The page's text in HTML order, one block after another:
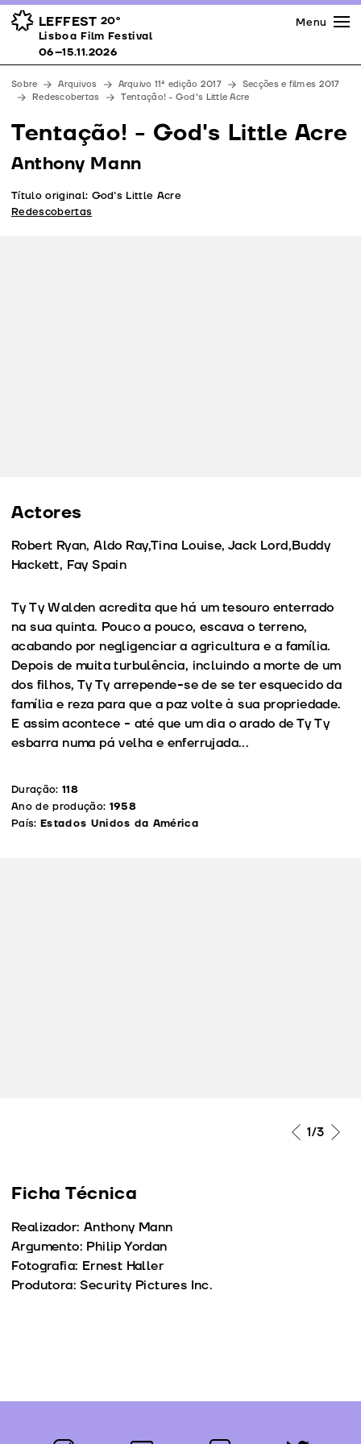
LEFFEST 20º
Lisboa Film Festival 06–15.11.2026
Prémios
Espaços
Apoios
Equipa
Downloads
Contactos
Menu
Lisboa Film Festival
06–15.11.2026
Sobre Arquivos Arquivo 11ª edição 2017
Secções e filmes 2017
Redescobertas
Tentação! - God's Little Acre
Tentação! - God's Little Acre
Anthony Mann
Título original: God's Little Acre
Redescobertas
Actores
Robert Ryan, Aldo Ray,Tina Louise, Jack Lord,Buddy
Hackett, Fay Spain
Ty Ty Walden acredita que há um tesouro enterrado
na sua quinta. Pouco a pouco, escava o terreno,
acabando por negligenciar a agricultura e a família.
Depois de muita turbulência, incluindo a morte de um
dos filhos, Ty Ty arrepende-se de se ter esquecido da
família e reza para que a paz volte à sua propriedade.
E assim acontece - até que um dia o arado de Ty Ty
esbarra numa pá velha e enferrujada...
Duração: 118
Ano de produção: 1958
País: Estados Unidos da América
1/3
Ficha Técnica
Realizador: Anthony Mann
Argumento: Philip Yordan
Fotografia: Ernest Haller
Produtora: Security Pictures Inc.